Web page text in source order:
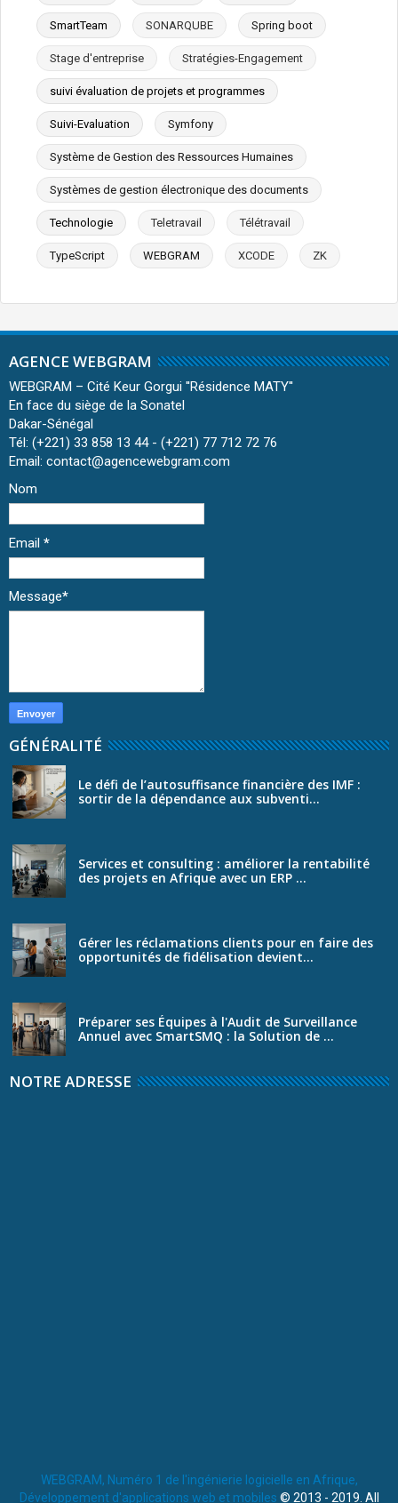
SmartTeam SONARQUBE Spring boot
Stage d'entreprise Stratégies-Engagement
suivi évaluation de projets et programmes
Suivi-Evaluation Symfony
Système de Gestion des Ressources Humaines
Systèmes de gestion électronique des documents
Technologie Teletravail Télétravail
TypeScript WEBGRAM XCODE ZK
AGENCE WEBGRAM
WEBGRAM – Cité Keur Gorgui ''Résidence MATY''
En face du siège de la Sonatel
Dakar-Sénégal
Tél: (+221) 33 858 13 44 - (+221) 77 712 72 76
Email: contact@agencewebgram.com
Nom
Email *
Message*
GÉNÉRALITÉ
Le défi de l’autosuffisance financière des IMF :
sortir de la dépendance aux subventi...
Services et consulting : améliorer la rentabilité
des projets en Afrique avec un ERP ...
Gérer les réclamations clients pour en faire des
opportunités de fidélisation devient...
Préparer ses Équipes à l'Audit de Surveillance
Annuel avec SmartSMQ : la Solution de ...
NOTRE ADRESSE
WEBGRAM, Numéro 1 de l'ingénierie logicielle en Afrique,
Développement d'applications web et mobiles © 2013 - 2019. All